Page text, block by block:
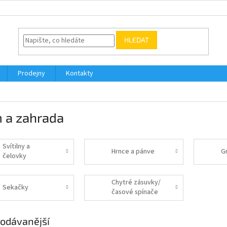
HLEDAT
Prodejny
Kontakty
a zahrada
Svítilny a
čelovky
Hrnce a pánve
Sekačky
Chytré zásuvky/
časové spínače